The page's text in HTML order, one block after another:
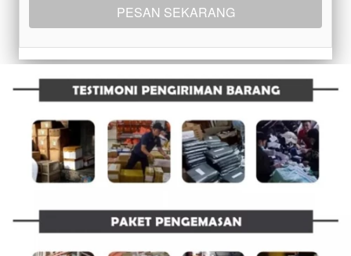
`PESAN SEKARANG